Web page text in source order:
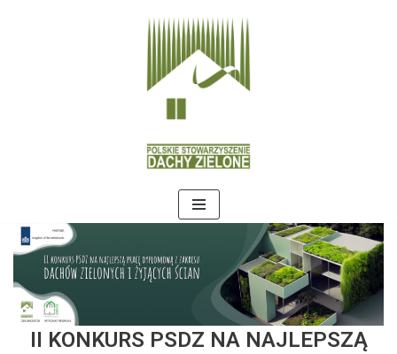
II KONKURS PSDZ NA NAJLEPSZĄ